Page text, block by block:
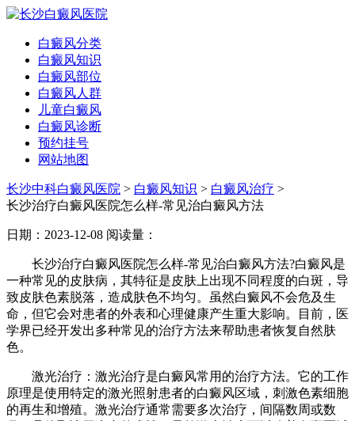
白癜风分类
白癜风知识
白癜风部位
白癜风人群
儿童白癜风
白癜风诊断
预约挂号
网站地图
长沙中科白癜风医院 > 白癜风知识 > 白癜风治疗 >
长沙治疗白癜风医院怎么样-常见治白癜风方法
日期：2023-12-08 阅读量：
长沙治疗白癜风医院怎么样-常见治白癜风方法?白癜风是
一种常见的皮肤病，其特征是皮肤上出现不同程度的白斑，导
致皮肤色素脱落，造成肤色不均匀。虽然白癜风不会危及生
命，但它会对患者的外表和心理健康产生重大影响。目前，医
学界已经开发出多种常见的治疗方法来帮助患者恢复自然肤
色。
激光治疗：激光治疗是白癜风常用的治疗方法。它的工作
原理是使用特定的激光照射患者的白癜风区域，刺激色素细胞
的再生和增殖。激光治疗通常需要多次治疗，间隔数周或数